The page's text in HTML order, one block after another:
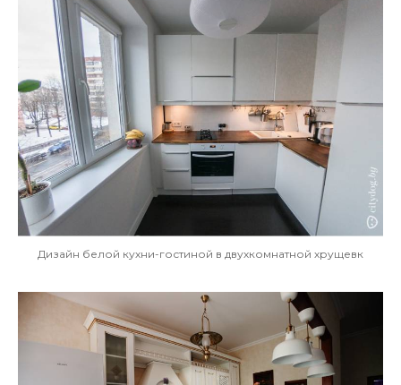
Дизайн белой кухни-гостиной в двухкомнатной хрущевк